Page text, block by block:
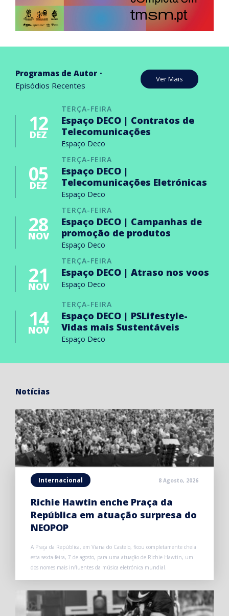
Programas de Autor
Episódios Recentes
Ver Mais
TERÇA-FEIRA
12
DEZ
Espaço DECO | Contratos de
Telecomunicações
Espaço Deco
TERÇA-FEIRA
05
DEZ
Espaço DECO |
Telecomunicações Eletrónicas
Espaço Deco
TERÇA-FEIRA
28
NOV
Espaço DECO | Campanhas de
promoção de produtos
Espaço Deco
TERÇA-FEIRA
21
NOV
Espaço DECO | Atraso nos voos
Espaço Deco
TERÇA-FEIRA
14
NOV
Espaço DECO | PSLifestyle-
Vidas mais Sustentáveis
Espaço Deco
Notícias
Internacional 8 Agosto, 2026
Richie Hawtin enche Praça da
República em atuação surpresa do
NEOPOP
A Praça da República, em Viana do Castelo, ficou completamente cheia
esta sexta-feira, 7 de agosto, para uma atuação de Richie Hawtin, um
dos nomes mais influentes da música eletrónica mundial.